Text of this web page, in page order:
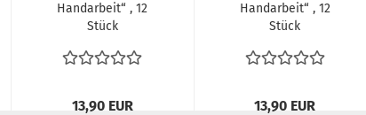
Handarbeit“ , 12
Stück
13,90 EUR
Handarbeit“ , 12
Stück
13,90 EUR